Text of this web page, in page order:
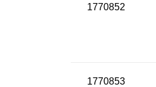
1770852
1770853